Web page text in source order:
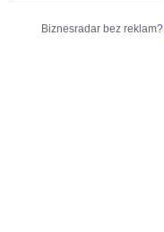
Biznesradar bez reklam?